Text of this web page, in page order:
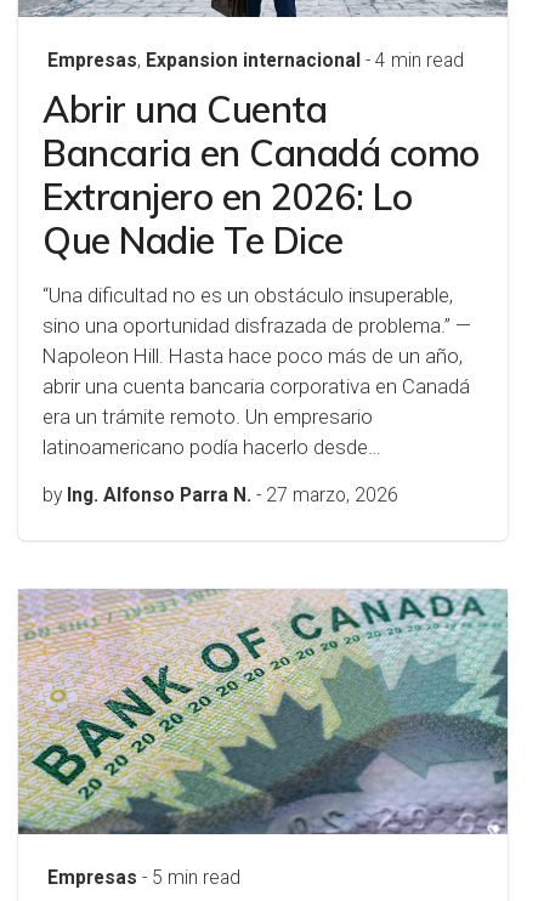
Empresas, Expansion internacional - 4 min read
Abrir una Cuenta
Bancaria en Canadá como
Extranjero en 2026: Lo
Que Nadie Te Dice
“Una dificultad no es un obstáculo insuperable,
sino una oportunidad disfrazada de problema.” —
Napoleon Hill. Hasta hace poco más de un año,
abrir una cuenta bancaria corporativa en Canadá
era un trámite remoto. Un empresario
latinoamericano podía hacerlo desde…
by Ing. Alfonso Parra N. - 27 marzo, 2026
Empresas - 5 min read